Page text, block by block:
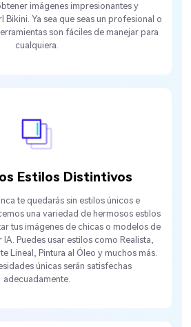
imágenes impresionantes y
Bikini. Ya sea que seas un profesional o
son fáciles de manejar para
cualquiera.
Estilos Distintivos
te quedarás sin estilos únicos e
una variedad de hermosos estilos
tus imágenes de chicas o modelos de
Puedes usar estilos como Realista,
Lineal, Pintura al Óleo y muchos más.
únicas serán satisfechas
adecuadamente.